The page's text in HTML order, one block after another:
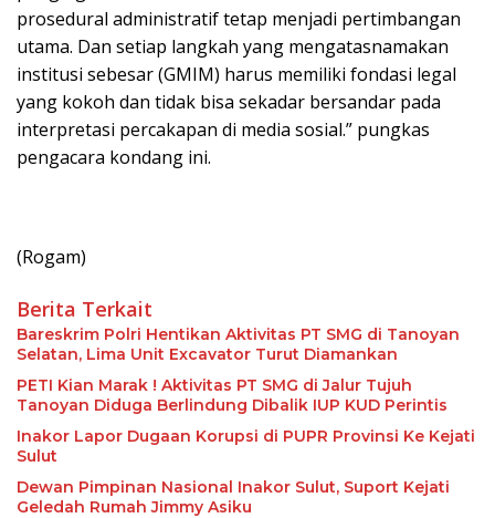
prosedural administratif tetap menjadi pertimbangan
utama. Dan setiap langkah yang mengatasnamakan
institusi sebesar (GMIM) harus memiliki fondasi legal
yang kokoh dan tidak bisa sekadar bersandar pada
interpretasi percakapan di media sosial.” pungkas
pengacara kondang ini.
(Rogam)
Berita Terkait
Bareskrim Polri Hentikan Aktivitas PT SMG di Tanoyan
Selatan, Lima Unit Excavator Turut Diamankan
PETI Kian Marak ! Aktivitas PT SMG di Jalur Tujuh
Tanoyan Diduga Berlindung Dibalik IUP KUD Perintis
Inakor Lapor Dugaan Korupsi di PUPR Provinsi Ke Kejati
Sulut
Dewan Pimpinan Nasional Inakor Sulut, Suport Kejati
Geledah Rumah Jimmy Asiku